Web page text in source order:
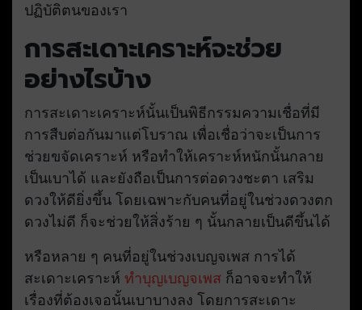
ปฏิบัติตนของเรา
การสะเดาะเคราะห์จะช่วย
อย่างไรบ้าง
การสะเดาะเคราะห์นั้นเป็นพิธีกรรมความเชื่อที่มี
การสืบต่อกันมาแต่โบราณ เพื่อเชื่อว่าจะเป็นการ
ช่วยขจัดเคราะห์ หรือทำให้เคราะห์หนักนั้นกลาย
เป็นเบาได้ และยังถือเป็นการต่อดวงชะตา เสริม
ดวงให้ดียิ่งขึ้น โดยเฉพาะกับคนที่อยู่ในช่วงดวงตก
ดวงไม่ดี ก็จะช่วยให้สิ่งร้าย ๆ นั้นกลายเป็นดีขึ้นได้
หรือหลาย ๆ คนที่อยู่ในช่วงเบญจเพส การได้
สะเดาะเคราะห์ ทำบุญเบญจเพส ก็อาจจะทำให้
เรื่องที่ต้องเจอนั้นเบาบางลง โดยการสะเดาะ